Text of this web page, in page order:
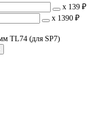
х 139 ₽
х 1390 ₽
TL74 (для SP7)